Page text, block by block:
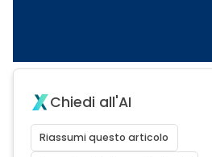
Chiedi all'AI
Riassumi questo articolo